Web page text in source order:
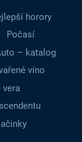
horory
Počasí
– katalog
víno
vera